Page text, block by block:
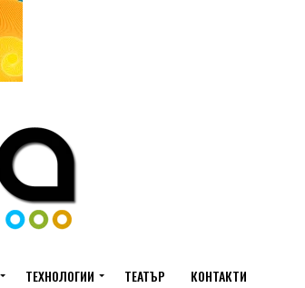
ТЕХНОЛОГИИ ТЕАТЪР КОНТАКТИ